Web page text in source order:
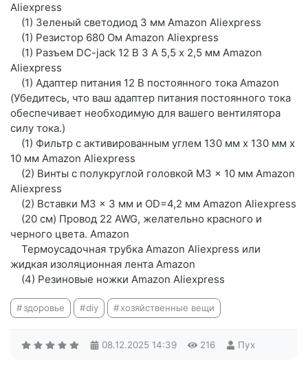
Aliexpress
(1) Зеленый светодиод 3 мм Amazon Aliexpress
(1) Резистор 680 Ом Amazon Aliexpress
(1) Разъем DC-jack 12 В 3 А 5,5 x 2,5 мм Amazon
Aliexpress
(1) Адаптер питания 12 В постоянного тока Amazon
(Убедитесь, что ваш адаптер питания постоянного тока
обеспечивает необходимую для вашего вентилятора
силу тока.)
(1) Фильтр с активированным углем 130 мм x 130 мм x
10 мм Amazon Aliexpress
(2) Винты с полукруглой головкой M3 x 10 мм Amazon
Aliexpress
(2) Вставки M3 x 3 мм и OD=4,2 мм Amazon Aliexpress
(20 см) Провод 22 AWG, желательно красного и
черного цвета. Amazon
Термоусадочная трубка Amazon Aliexpress или
жидкая изоляционная лента Amazon
(4) Резиновые ножки Amazon Aliexpress
здоровье diy хозяйственные вещи
08.12.2025 14:39 216 Пух